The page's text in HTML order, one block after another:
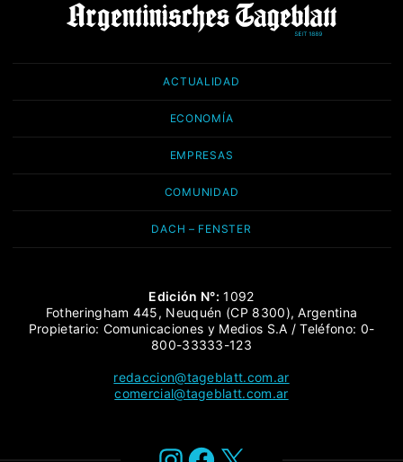
ACTUALIDAD
ECONOMÍA
EMPRESAS
COMUNIDAD
DACH – FENSTER
Edición N°: 1092
Fotheringham 445, Neuquén (CP 8300), Argentina
Propietario: Comunicaciones y Medios S.A / Teléfono: 0-
800-33333-123
redaccion@tageblatt.com.ar
comercial@tageblatt.com.ar